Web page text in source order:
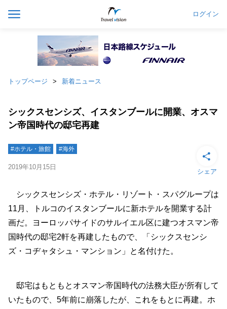
ログイン
トップページ 新着ニュース
シックスセンシズ、イスタンブールに開業、オスマ
ン帝国時代の邸宅再建
#ホテル・旅館 #海外
2019年10月15日
シェア
シックスセンシズ・ホテル・リゾート・スパグループは
11月、トルコのイスタンブールに新ホテルを開業する計
画だ。ヨーロッパサイドのサルイエル区に建つオスマン帝
国時代の邸宅2軒を再建したもので、「シックスセンシ
ズ・コヂャタシュ・マンション」と名付けた。
邸宅はもともとオスマン帝国時代の法務大臣が所有して
いたもので、5年前に崩落したが、これをもとに再建。ホ